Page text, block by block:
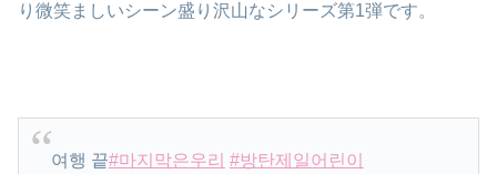
り微笑ましいシーン盛り沢山なシリーズ第1弾です。
여행 끝#마지막은우리 #방탄제일어린이